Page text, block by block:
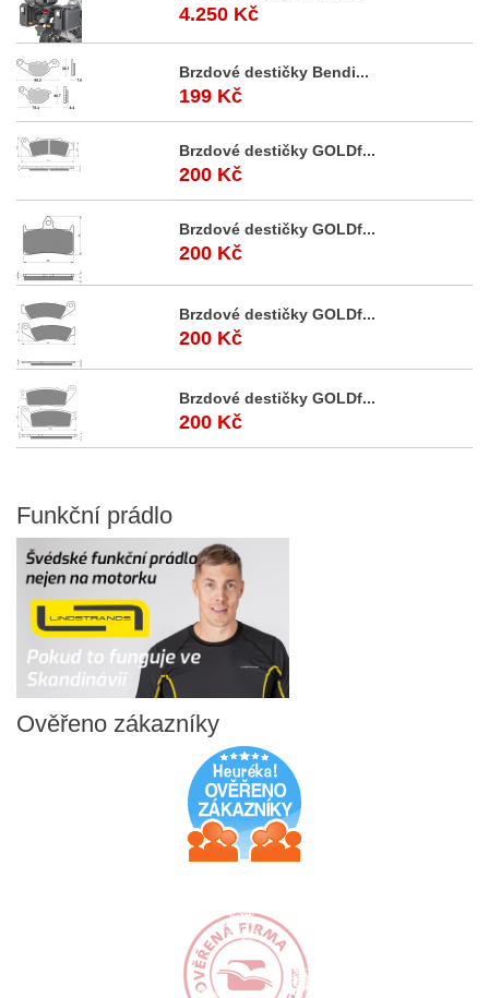
4.250 Kč
Brzdové destičky Bendi...
199 Kč
Brzdové destičky GOLDf...
200 Kč
Brzdové destičky GOLDf...
200 Kč
Brzdové destičky GOLDf...
200 Kč
Brzdové destičky GOLDf...
200 Kč
Funkční prádlo
Ověřeno zákazníky